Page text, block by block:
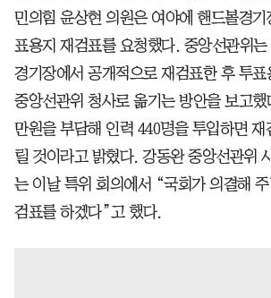
민의힘 윤상현 의원은 여야에 핸드볼경
표용지 재검표를 요청했다. 중앙선관위는
경기장에서 공개적으로 재검표한 후 투
중앙선관위 청사로 옮기는 방안을 보고
만원을 부담해 인력 440명을 투입하면 재
릴 것이라고 밝혔다. 강동완 중앙선관위
는 이날 특위 회의에서 “국회가 의결해
검표를 하겠다”고 했다.